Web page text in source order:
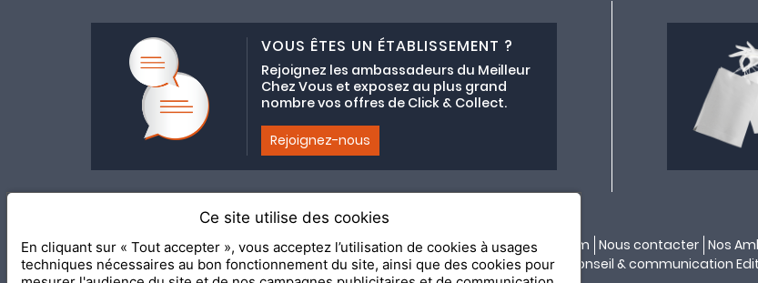
VOUS ÊTES UN ÉTABLISSEMENT ?
Rejoignez les ambassadeurs du Meilleur
Chez Vous et exposez au plus grand
nombre vos offres de Click & Collect.
Rejoignez-nous
Adhésion au collectif lemeilleurchezvous.com Nous contacter Nos
2020 Le Meilleur Chez Vous, édité parAPI & YOU| Agence conseil & communication
Ce site utilise des cookies
En cliquant sur « Tout accepter », vous acceptez l’utilisation de cookies à usages
techniques nécessaires au bon fonctionnement du site, ainsi que des cookies pour